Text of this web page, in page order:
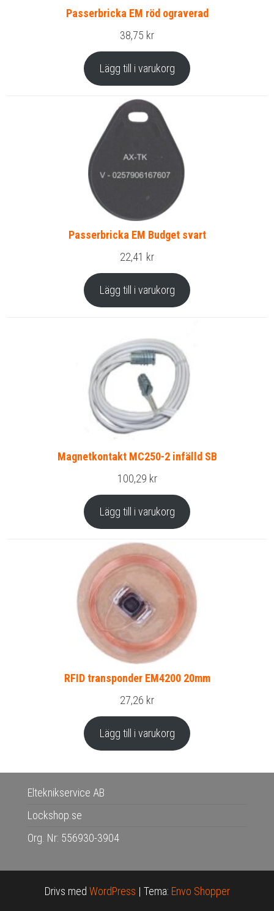
Passerbricka EM röd ograverad
38,75 kr
Lägg till i varukorg
Passerbricka EM Budget svart
22,41 kr
Lägg till i varukorg
Magnetkontakt MC250-2 infälld SB
100,29 kr
Lägg till i varukorg
RFID transponder EM4200 20mm
27,26 kr
Lägg till i varukorg
Elteknikservice AB
Lockshop.se
Org. Nr: 556930-3904
Drivs med WordPress | Tema: Envo Shopper